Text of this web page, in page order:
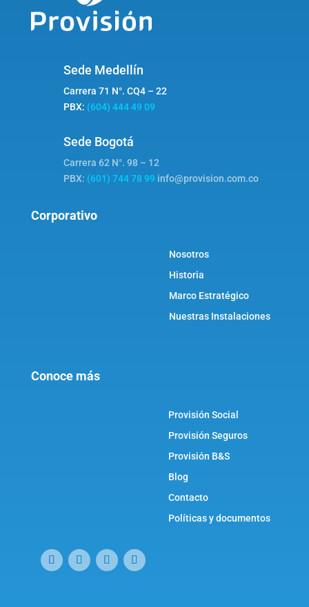
Sede Medellín
Carrera 71 N°. CQ4 – 22
PBX: (604) 444 49 09
Sede Bogotá
Carrera 62 N°. 98 – 12
PBX: (601) 744 78 99 info@provision.com.co
Corporativo
Nosotros
Historia
Marco Estratégico
Nuestras Instalaciones
Conoce más
Provisión Social
Provisión Seguros
Provisión B&S
Blog
Contacto
Políticas y documentos